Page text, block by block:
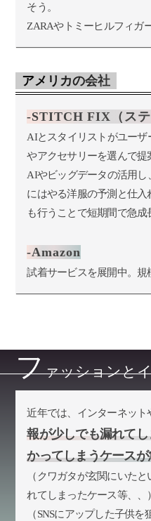
そう。
ZARAやトミーヒルフィガ
アメリカの会社
-STITCH FIX（ステ
AIとスタイリストがユー
やアクセサリーを選んで提
AIやビッグデータの活用
にはやる洋服の予測と仕
も行うことで短期間で急成
-Amazon
試着サービスを展開中。規
ファッションと
近年では、インターネット
報が少しでも漏れて
かってしまうケース
（クワガタが玄関にいた
れてしまったケース等、、）
（SNSにアップした子供を